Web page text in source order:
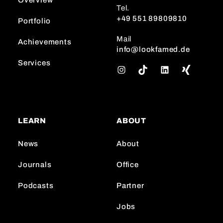
Portfolio
Achievements
Services
Tel.
+49 551 89809810
Mail
info@lookfamed.de
g
a
LEARN
News
Journals
Podcasts
ABOUT
About
Office
Partner
Jobs